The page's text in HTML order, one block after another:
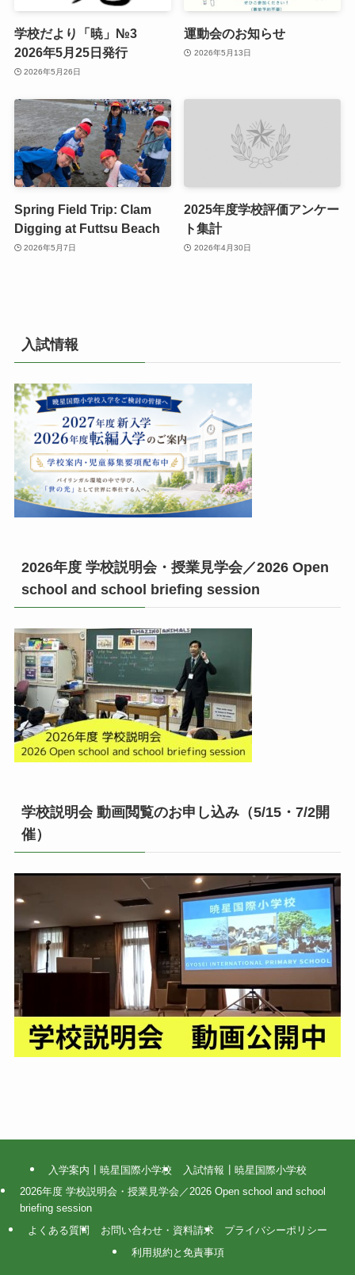
学校だより「暁」№3
2026年5月25日発行
2026年5月26日
運動会のお知らせ
2026年5月13日
Spring Field Trip: Clam
Digging at Futtsu Beach
2026年5月7日
2025年度学校評価アンケー
ト集計
2026年4月30日
入試情報
2026年度 学校説明会・授業見学会／2026 Open
school and school briefing session
学校説明会 動画閲覧のお申し込み（5/15・7/2開
催）
入学案内┃暁星国際小学校
入試情報┃暁星国際小学校
2026年度 学校説明会・授業見学会／2026 Open school and school
briefing session
よくある質問
お問い合わせ・資料請求
プライバシーポリシー
利用規約と免責事項